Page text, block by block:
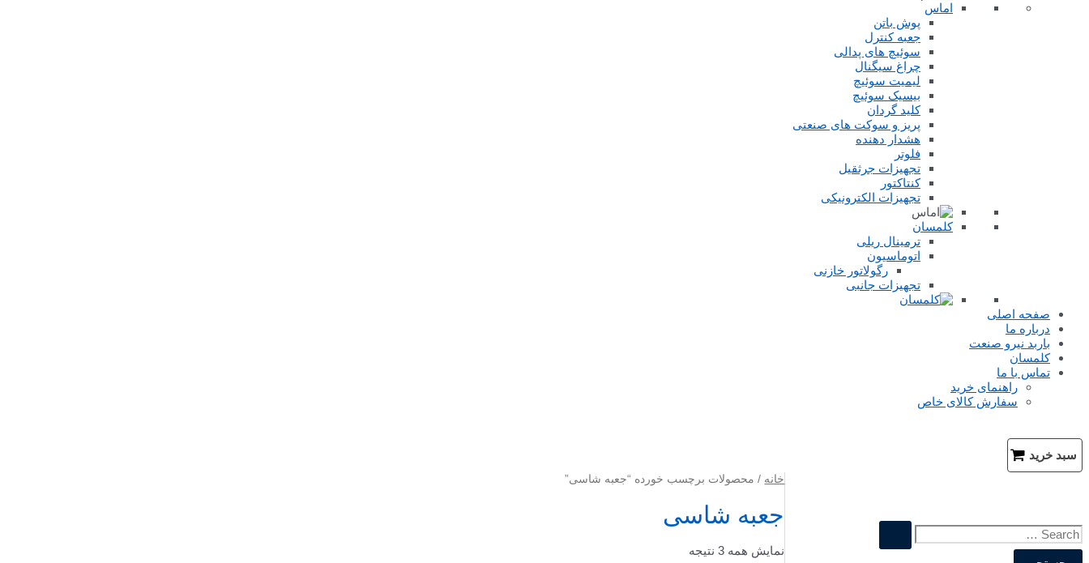
اماس
پوش باتن
جعبه کنترل
سوئیچ های پدالی
چراغ سیگنال
لیمیت سوئیچ
بیسیک سوئیچ
کلید گردان
پریز و سوکت های صنعتی
هشدار دهنده
فلوتر
تجهیزات جرثقیل
کنتاکتور
تجهیزات الکترونیکی
کلمسان
ترمینال ریلی
اتوماسیون
رگولاتور خازنی
تجهیزات جانبی
صفحه اصلی
درباره ما
باربد نیرو صنعت
کلمسان
تماس با ما
راهنمای خرید
سفارش کالای خاص
سبد خرید
ج
خانه / محصولات برچسب خورده “جعبه شاسی”
جعبه شاسی
نمایش همه 3 نتیجه